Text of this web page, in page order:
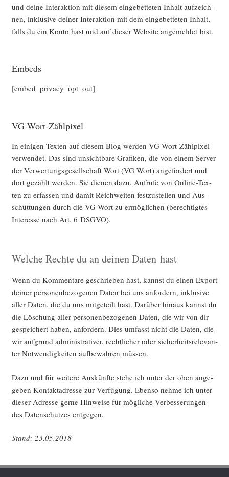
und dei­ne Inter­ak­ti­on mit die­sem ein­ge­bet­te­ten Inhalt auf­zeich­
nen, inklu­si­ve dei­ner Inter­ak­ti­on mit dem ein­ge­bet­te­ten Inhalt,
falls du ein Kon­to hast und auf die­ser Web­site ange­mel­det bist.
Embeds
[embed_privacy_opt_out]
VG-Wort-Zählpixel
In eini­gen Tex­ten auf die­sem Blog wer­den VG-Wort-Zähl­pi­xel
ver­wen­det. Das sind unsicht­ba­re Gra­fi­ken, die von einem Ser­ver
der Ver­wer­tungs­ge­sell­schaft Wort (VG Wort) ange­for­dert und
dort gezählt wer­den. Sie die­nen dazu, Auf­ru­fe von Online-Tex­
ten zu erfas­sen und damit Reich­wei­ten fest­zu­stel­len und Aus­
schüt­tun­gen durch die VG Wort zu ermög­li­chen (berech­tig­tes
Inter­es­se nach Art. 6 DSGVO).
Welche Rechte du an deinen Daten hast
Wenn du Kom­men­ta­re geschrie­ben hast, kannst du einen Export
dei­ner per­so­nen­be­zo­ge­nen Daten bei uns anfor­dern, inklu­si­ve
aller Daten, die du uns mit­ge­teilt hast. Dar­über hin­aus kannst du
die Löschung aller per­so­nen­be­zo­ge­nen Daten, die wir von dir
gespei­chert haben, anfor­dern. Dies umfasst nicht die Daten, die
wir auf­grund admi­nis­tra­ti­ver, recht­li­cher oder sicher­heits­re­le­van­
ter Not­wen­dig­kei­ten auf­be­wah­ren müssen.
Dazu und für wei­te­re Aus­künf­te ste­he ich unter der oben ange­
ge­ben Kon­takt­adres­se zur Ver­fü­gung. Eben­so neh­me ich unter
die­ser Adres­se ger­ne Hin­wei­se für mög­li­che Ver­bes­se­run­gen
des Daten­schut­zes entgegen.
Stand: 23.05.2018